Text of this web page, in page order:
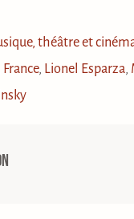
théâtre et
France, Lionel Esparza,